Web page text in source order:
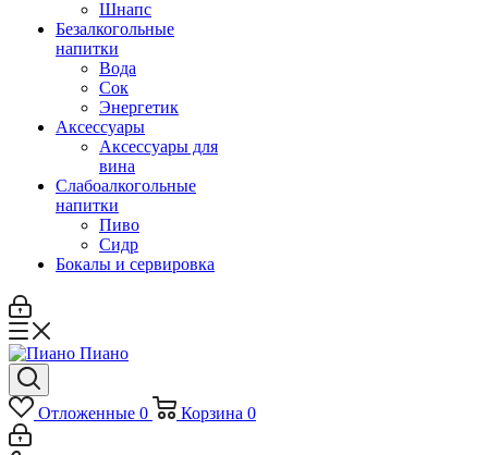
Шнапс
Безалкогольные
напитки
Вода
Сок
Энергетик
Аксессуары
Аксессуары для
вина
Слабоалкогольные
напитки
Пиво
Сидр
Бокалы и сервировка
Отложенные 0 Корзина 0